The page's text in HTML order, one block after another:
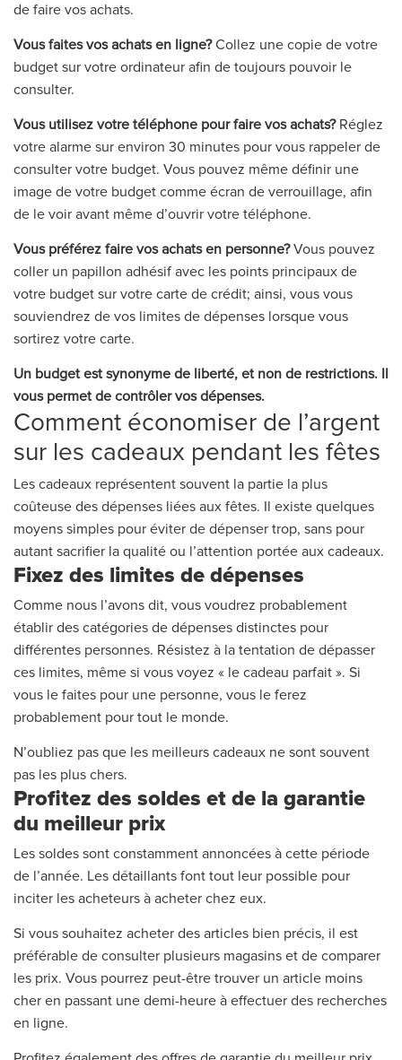
de faire vos achats.
Vous faites vos achats en ligne?Collez une copie de votre
budget sur votre ordinateur afin de toujours pouvoir le
consulter.
Vous utilisez votre téléphone pour faire vos achats?Réglez
votre alarme sur environ 30 minutes pour vous rappeler de
consulter votre budget. Vous pouvez même définir une
image de votre budget comme écran de verrouillage, afin
de le voir avant même d’ouvrir votre téléphone.
Vous préférez faire vos achats en personne?Vous pouvez
coller un papillon adhésif avec les points principaux de
votre budget sur votre carte de crédit; ainsi, vous vous
souviendrez de vos limites de dépenses lorsque vous
sortirez votre carte.
Un budget est synonyme de liberté, et non de restrictions. Il
vous permet de contrôler vos dépenses.
Comment économiser de l’argent
sur les cadeaux pendant les fêtes
Les cadeaux représentent souvent la partie la plus
coûteuse des dépenses liées aux fêtes. Il existe quelques
moyens simples pour éviter de dépenser trop, sans pour
autant sacrifier la qualité ou l’attention portée aux cadeaux.
Fixez des limites de dépenses
Comme nous l’avons dit, vous voudrez probablement
établir des catégories de dépenses distinctes pour
différentes personnes. Résistez à la tentation de dépasser
ces limites, même si vous voyez « le cadeau parfait ». Si
vous le faites pour une personne, vous le ferez
probablement pour tout le monde.
N’oubliez pas que les meilleurs cadeaux ne sont souvent
pas les plus chers.
Profitez des soldes et de la garantie
du meilleur prix
Les soldes sont constamment annoncées à cette période
de l’année. Les détaillants font tout leur possible pour
inciter les acheteurs à acheter chez eux.
Si vous souhaitez acheter des articles bien précis, il est
préférable de consulter plusieurs magasins et de comparer
les prix. Vous pourrez peut-être trouver un article moins
cher en passant une demi-heure à effectuer des recherches
en ligne.